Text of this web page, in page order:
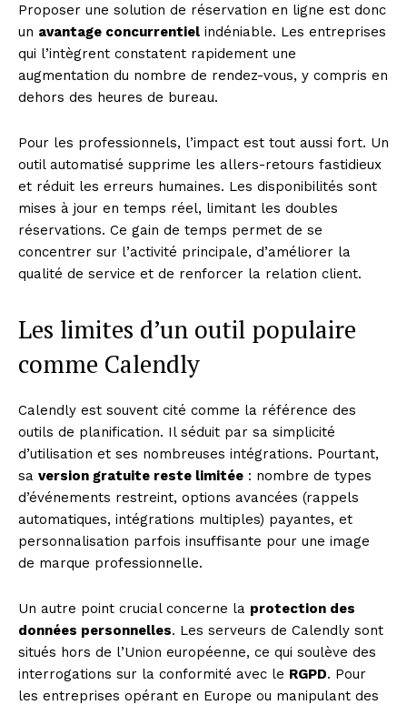
Proposer une solution de réservation en ligne est donc
un avantage concurrentiel indéniable. Les entreprises
qui l’intègrent constatent rapidement une
augmentation du nombre de rendez-vous, y compris en
dehors des heures de bureau.
Pour les professionnels, l’impact est tout aussi fort. Un
outil automatisé supprime les allers-retours fastidieux
et réduit les erreurs humaines. Les disponibilités sont
mises à jour en temps réel, limitant les doubles
réservations. Ce gain de temps permet de se
concentrer sur l’activité principale, d’améliorer la
qualité de service et de renforcer la relation client.
Les limites d’un outil populaire
comme Calendly
Calendly est souvent cité comme la référence des
outils de planification. Il séduit par sa simplicité
d’utilisation et ses nombreuses intégrations. Pourtant,
sa version gratuite reste limitée : nombre de types
d’événements restreint, options avancées (rappels
automatiques, intégrations multiples) payantes, et
personnalisation parfois insuffisante pour une image
de marque professionnelle.
Un autre point crucial concerne la protection des
données personnelles. Les serveurs de Calendly sont
situés hors de l’Union européenne, ce qui soulève des
interrogations sur la conformité avec le RGPD. Pour
les entreprises opérant en Europe ou manipulant des